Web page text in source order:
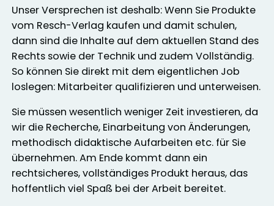
Unser Versprechen ist deshalb: Wenn Sie Produkte
vom Resch-Verlag kaufen und damit schulen,
dann sind die Inhalte auf dem aktuellen Stand des
Rechts sowie der Technik und zudem Vollständig.
So können Sie direkt mit dem eigentlichen Job
loslegen: Mitarbeiter qualifizieren und unterweisen.
Sie müssen wesentlich weniger Zeit investieren, da
wir die Recherche, Einarbeitung von Änderungen,
methodisch didaktische Aufarbeiten etc. für Sie
übernehmen. Am Ende kommt dann ein
rechtsicheres, vollständiges Produkt heraus, das
hoffentlich viel Spaß bei der Arbeit bereitet.